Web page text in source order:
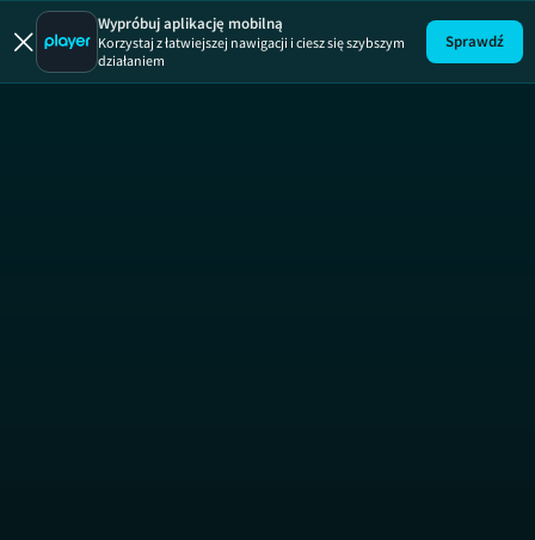
Wypróbuj aplikację mobilną
Korzystaj z łatwiejszej nawigacji i ciesz się szybszym
działaniem
Sprawdź